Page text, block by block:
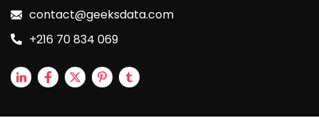
contact@geeksdata.com
+216 70 834 069